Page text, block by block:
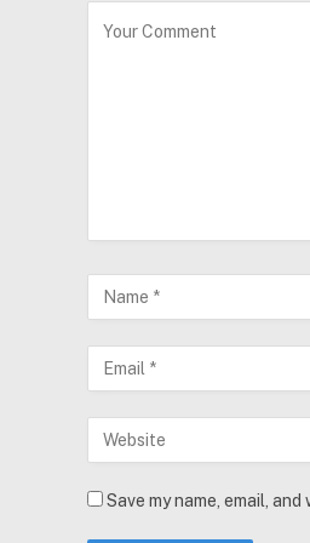
Save my name, email,